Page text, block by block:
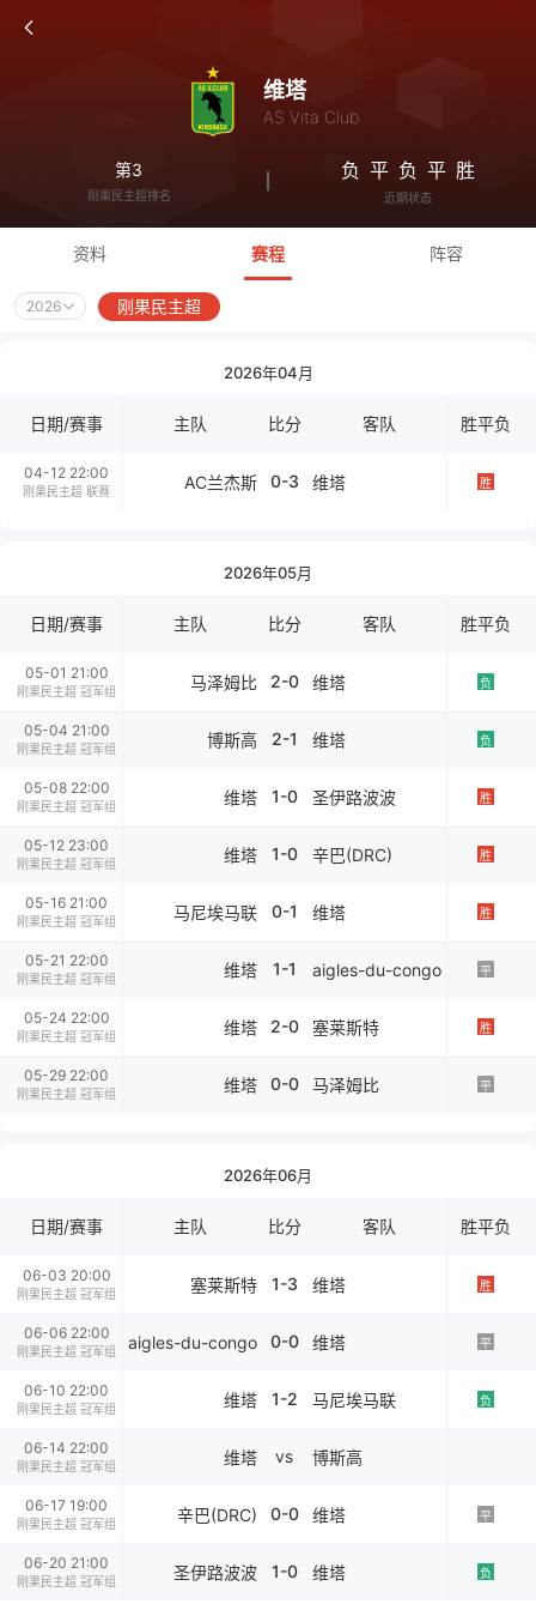
维塔
AS Vita Club
第3
刚果民主超排名
负 平 负 平 胜
近期状态
资料 赛程 阵容
2026 刚果民主超
2026年04月
日期/赛事 主队 比分 客队 胜平负
04-12 22:00
刚果民主超 联赛 AC兰杰斯 0-3 维塔 胜
2026年05月
日期/赛事 主队 比分 客队 胜平负
05-01 21:00
刚果民主超 冠军组 马泽姆比 2-0 维塔 负
05-04 21:00
刚果民主超 冠军组 博斯高 2-1 维塔 负
05-08 22:00
刚果民主超 冠军组 维塔 1-0 圣伊路波波 胜
05-12 23:00
刚果民主超 冠军组 维塔 1-0 辛巴(DRC) 胜
05-16 21:00
刚果民主超 冠军组 马尼埃马联 0-1 维塔 胜
05-21 22:00
刚果民主超 冠军组 维塔 1-1 aigles-du-congo 平
05-24 22:00
刚果民主超 冠军组 维塔 2-0 塞莱斯特 胜
05-29 22:00
刚果民主超 冠军组 维塔 0-0 马泽姆比 平
2026年06月
日期/赛事 主队 比分 客队 胜平负
06-03 20:00
刚果民主超 冠军组 塞莱斯特 1-3 维塔 胜
06-06 22:00
刚果民主超 冠军组 aigles-du-congo 0-0 维塔 平
06-10 22:00
刚果民主超 冠军组 维塔 1-2 马尼埃马联 负
06-14 22:00
刚果民主超 冠军组 维塔 vs 博斯高
06-17 19:00
刚果民主超 冠军组 辛巴(DRC) 0-0 维塔 平
06-20 21:00
刚果民主超 冠军组 圣伊路波波 1-0 维塔 负